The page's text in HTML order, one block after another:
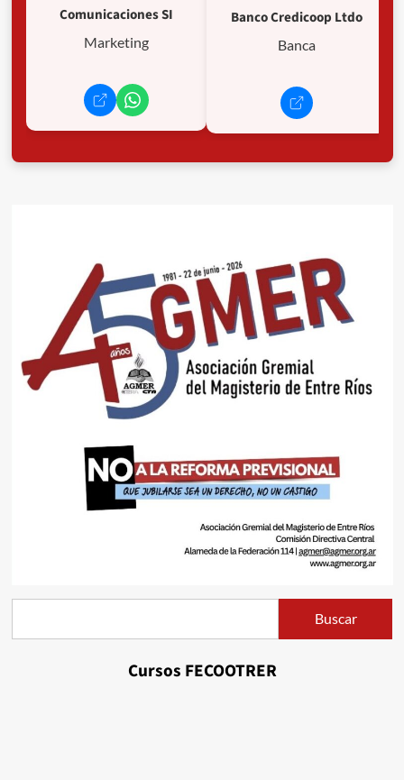
Comunicaciones SI
Marketing
Banco Credicoop Ltdo
Banca
Buscar
Cursos FECOOTRER